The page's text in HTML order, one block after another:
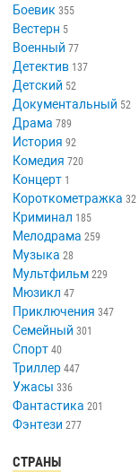
Боевик 355
Вестерн 5
Военный 77
Детектив 137
Детский 52
Документальный 52
Драма 789
История 92
Комедия 720
Концерт 1
Короткометражка 32
Криминал 185
Мелодрама 259
Музыка 28
Мультфильм 229
Мюзикл 47
Приключения 347
Семейный 301
Спорт 40
Триллер 447
Ужасы 336
Фантастика 201
Фэнтези 277
СТРАНЫ